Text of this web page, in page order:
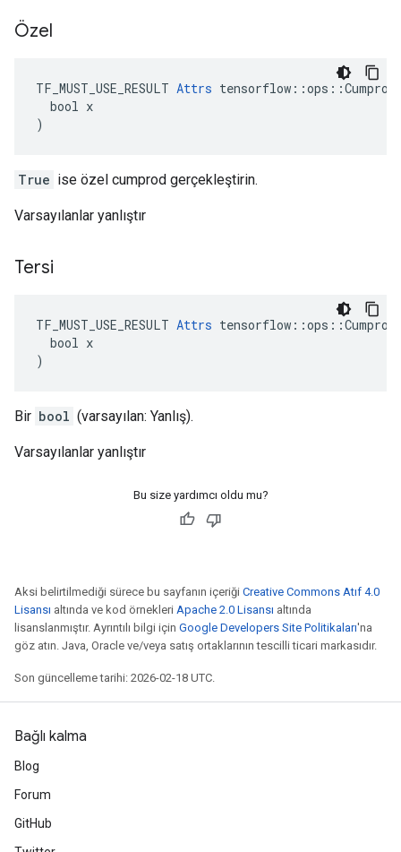
Özel
TF_MUST_USE_RESULT Attrs
  bool x
)
True ise özel cumprod gerçekleştirin.
Varsayılanlar yanlıştır
Tersi
TF_MUST_USE_RESULT Attrs
  bool x
)
Bir bool (varsayılan: Yanlış).
Varsayılanlar yanlıştır
Bu size yardımcı oldu mu?
Aksi belirtilmediği sürece bu sayfanın içeriği Creative Commons Atıf 4.0
Lisansı altında ve kod örnekleri Apache 2.0 Lisansı altında
lisanslanmıştır. Ayrıntılı bilgi için Google Developers Site Politikaları'na
göz atın. Java, Oracle ve/veya satış ortaklarının tescilli ticari markasıdır.
Son güncelleme tarihi: 2026-02-18 UTC.
Bağlı kalma
Blog
Forum
GitHub